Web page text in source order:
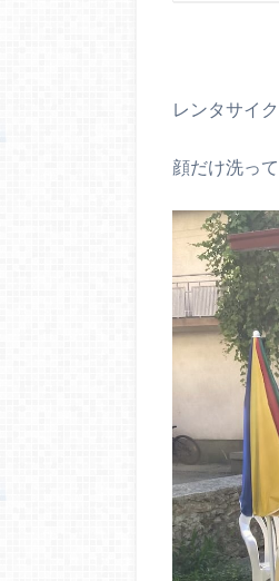
レンタサイ
顔だけ洗っ